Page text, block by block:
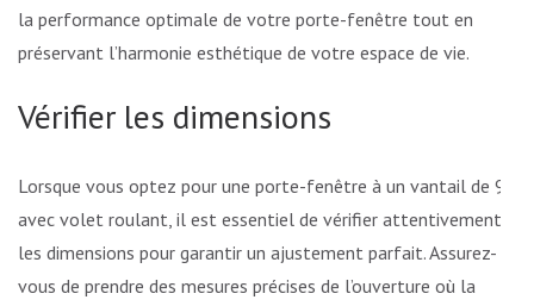
la performance optimale de votre porte-fenêtre tout en
préservant l’harmonie esthétique de votre espace de vie.
Vérifier les dimensions
Lorsque vous optez pour une porte-fenêtre à un vantail de 90
avec volet roulant, il est essentiel de vérifier attentivement
les dimensions pour garantir un ajustement parfait. Assurez-
vous de prendre des mesures précises de l’ouverture où la